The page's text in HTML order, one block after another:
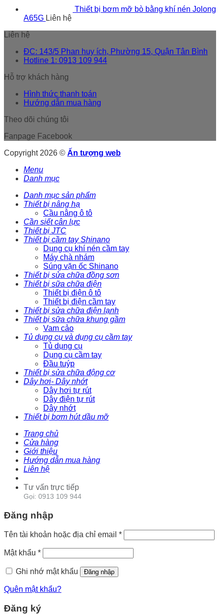
Thiết bị bơm mỡ bò bằng khí nén Jolong
A65G Liên hệ
Liên hệ
ĐC: 143/5 Phan huy ích, Phường 15, Quận Tân Bình
Hotline 1: 0913 109 944
Hỗ trợ khách hàng
Hình thức thanh toán
Hướng dẫn mua hàng
Theo dõi chúng tôi
Fanpage Facebook
Copyright 2026 © Ấn tượng web
Menu
Danh mục
Danh mục sản phẩm
Thiết bị nâng hạ
Cầu nâng ô tô
Cần siết cân lực
Thiết bị JTC
Thiết bị cầm tay Shinano
Dụng cụ khí nén cầm tay
Máy chà nhám
Súng vặn ốc Shinano
Thiết bị sửa chữa đồng sơn
Thiết bị sữa chữa điện
Thiết bị điện ô tô
Thiết bị điện cầm tay
Thiết bị sửa chữa điện lạnh
Thiết bị sữa chữa khung gầm
Vam cảo
Tủ dụng cụ và dụng cụ cầm tay
Tủ dụng cụ
Dụng cụ cầm tay
Đầu tuýp
Thiết bị sửa chữa động cơ
Dây hơi- Dây nhớt
Dây hơi tự rút
Dây điện tự rút
Dây nhớt
Thiết bị bơm hút dầu mỡ
Trang chủ
Cửa hàng
Giới thiệu
Hướng dẫn mua hàng
Liên hệ
Tư vấn trực tiếp
Gọi: 0913 109 944
Đăng nhập
Tên tài khoản hoặc địa chỉ email *
Mật khẩu *
Ghi nhớ mật khẩu Đăng nhập
Quên mật khẩu?
Đăng ký